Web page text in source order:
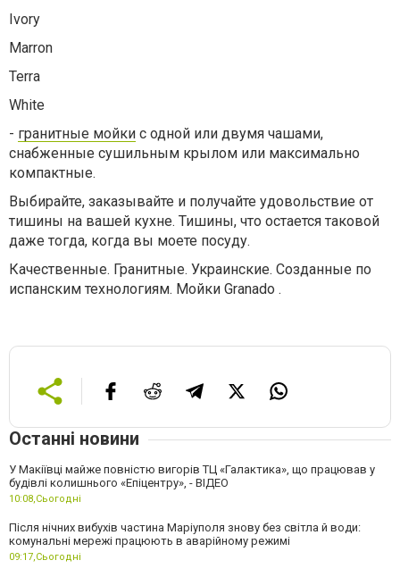
Ivory
Marron
Terra
White
- гранитные мойки с одной или двумя чашами,
снабженные сушильным крылом или максимально
компактные.
Выбирайте, заказывайте и получайте удовольствие от
тишины на вашей кухне. Тишины, что остается таковой
даже тогда, когда вы моете посуду.
Качественные. Гранитные. Украинские. Созданные по
испанским технологиям. Мойки Granado .
Останні новини
У Макіївці майже повністю вигорів ТЦ «Галактика», що працював у
будівлі колишнього «Епіцентру», - ВІДЕО
10:08,Сьогодні
Після нічних вибухів частина Маріуполя знову без світла й води:
комунальні мережі працюють в аварійному режимі
09:17,Сьогодні